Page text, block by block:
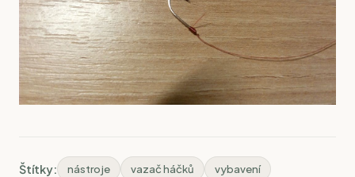
Štítky: nástroje vazač háčků vybavení